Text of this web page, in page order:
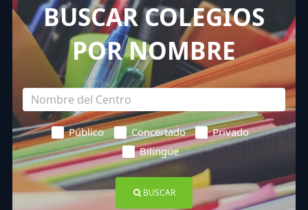
BUSCAR COLEGIOS
POR NOMBRE
Público Concertado
Privado
Bilingüe
BUSCAR